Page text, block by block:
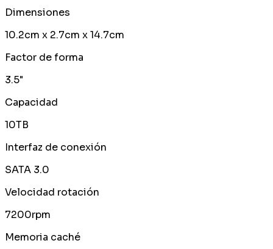
Dimensiones
10.2cm x 2.7cm x 14.7cm
Factor de forma
3.5"
Capacidad
10TB
Interfaz de conexión
SATA 3.0
Velocidad rotación
7200rpm
Memoria caché